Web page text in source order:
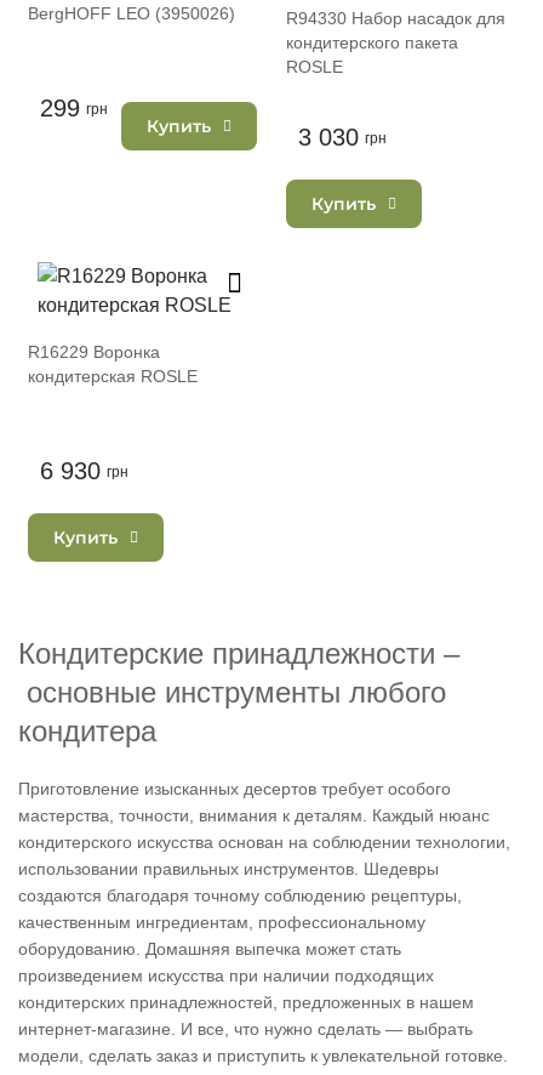
BergHOFF LEO (3950026)
299 грн
Купить
R94330 Набор насадок для
кондитерского пакета
ROSLE
3 030 грн
Купить
R16229 Воронка
кондитерская ROSLE
6 930 грн
Купить
Кондитерские принадлежности –
основные инструменты любого
кондитера
Приготовление изысканных десертов требует особого
мастерства, точности, внимания к деталям. Каждый нюанс
кондитерского искусства основан на соблюдении технологии,
использовании правильных инструментов. Шедевры
создаются благодаря точному соблюдению рецептуры,
качественным ингредиентам, профессиональному
оборудованию. Домашняя выпечка может стать
произведением искусства при наличии подходящих
кондитерских принадлежностей, предложенных в нашем
интернет-магазине. И все, что нужно сделать — выбрать
модели, сделать заказ и приступить к увлекательной готовке.